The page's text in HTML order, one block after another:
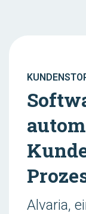
Alvaria,